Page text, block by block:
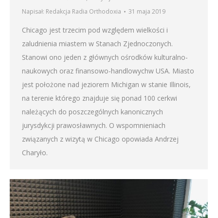
Napisał: Redakcja Radia Orthodoxia 31 maja 2019
Chicago jest trzecim pod względem wielkości i
zaludnienia miastem w Stanach Zjednoczonych.
Stanowi ono jeden z głównych ośrodków kulturalno-
naukowych oraz finansowo-handlowychw USA. Miasto
jest położone nad jeziorem Michigan w stanie Illinois,
na terenie którego znajduje się ponad 100 cerkwi
należących do poszczególnych kanonicznych
jurysdykcji prawosławnych. O wspomnieniach
związanych z wizytą w Chicago opowiada Andrzej
Charyło.